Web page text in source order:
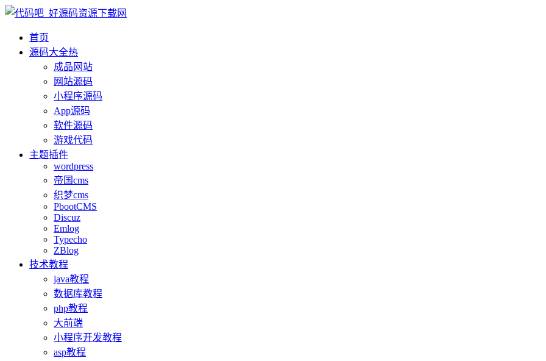
首页
源码大全热
成品网站
网站源码
小程序源码
App源码
软件源码
游戏代码
主题插件
wordpress
帝国cms
织梦cms
PbootCMS
Discuz
Emlog
Typecho
ZBlog
技术教程
java教程
数据库教程
php教程
大前端
小程序开发教程
asp教程